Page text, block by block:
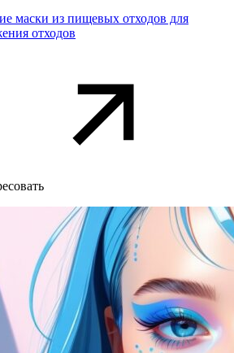
маски из пищевых отходов для
отходов